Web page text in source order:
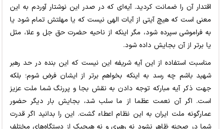
اقتدار آن را ضمانت کردید. آیه‌ای که در صدر این نوشتار آوردم به این
معنی است که هیچ آیتی از آیات الهی نیست که یا مهلتش تمام شود یا
به فراموشی سپرده شود، مگر اینکه از ناحیه حضرت حق جل و علا، مثل
یا برتر از آن بجایش داده شود.
مناسبت استفاده از این آیه شریفه این نیست که این بنده در حد رهبر
شهید باشم چه رسد به اینکه بخواهم برتر از ایشان فرض شوم؛ بلکه
جهت ذکر آیه مبارکه توجه دادن به نقش بجا و پررنگ شما ملت عزیز
است. اگر آن نعمت عظما از ما سلب شد، بجایش بار دیگر حضور
عمارگونه ملت ایران به این نظام اعطاء گشت. این را بدانید اگر قدرت
شما در صحنه ظاهر نشود نه رهبری و نه هیچیک از دستگاه‌های مختلف